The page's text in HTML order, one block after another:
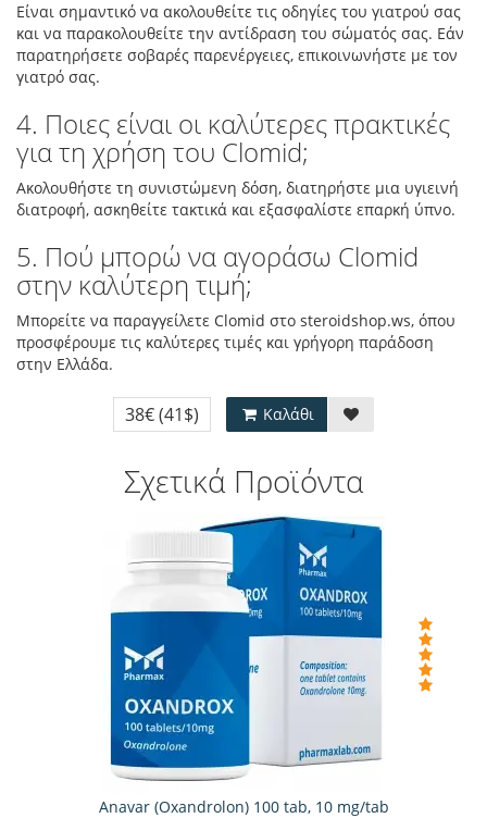
Είναι σημαντικό να ακολουθείτε τις οδηγίες του γιατρού σας
και να παρακολουθείτε την αντίδραση του σώματός σας. Εάν
παρατηρήσετε σοβαρές παρενέργειες, επικοινωνήστε με τον
γιατρό σας.
4. Ποιες είναι οι καλύτερες πρακτικές
για τη χρήση του Clomid;
Ακολουθήστε τη συνιστώμενη δόση, διατηρήστε μια υγιεινή
διατροφή, ασκηθείτε τακτικά και εξασφαλίστε επαρκή ύπνο.
5. Πού μπορώ να αγοράσω Clomid
στην καλύτερη τιμή;
Μπορείτε να παραγγείλετε Clomid στο steroidshop.ws, όπου
προσφέρουμε τις καλύτερες τιμές και γρήγορη παράδοση
στην Ελλάδα.
38€(41$) Καλάθι
Σχετικά Προϊόντα
Anavar (Oxandrolon) 100 tab, 10 mg/tab